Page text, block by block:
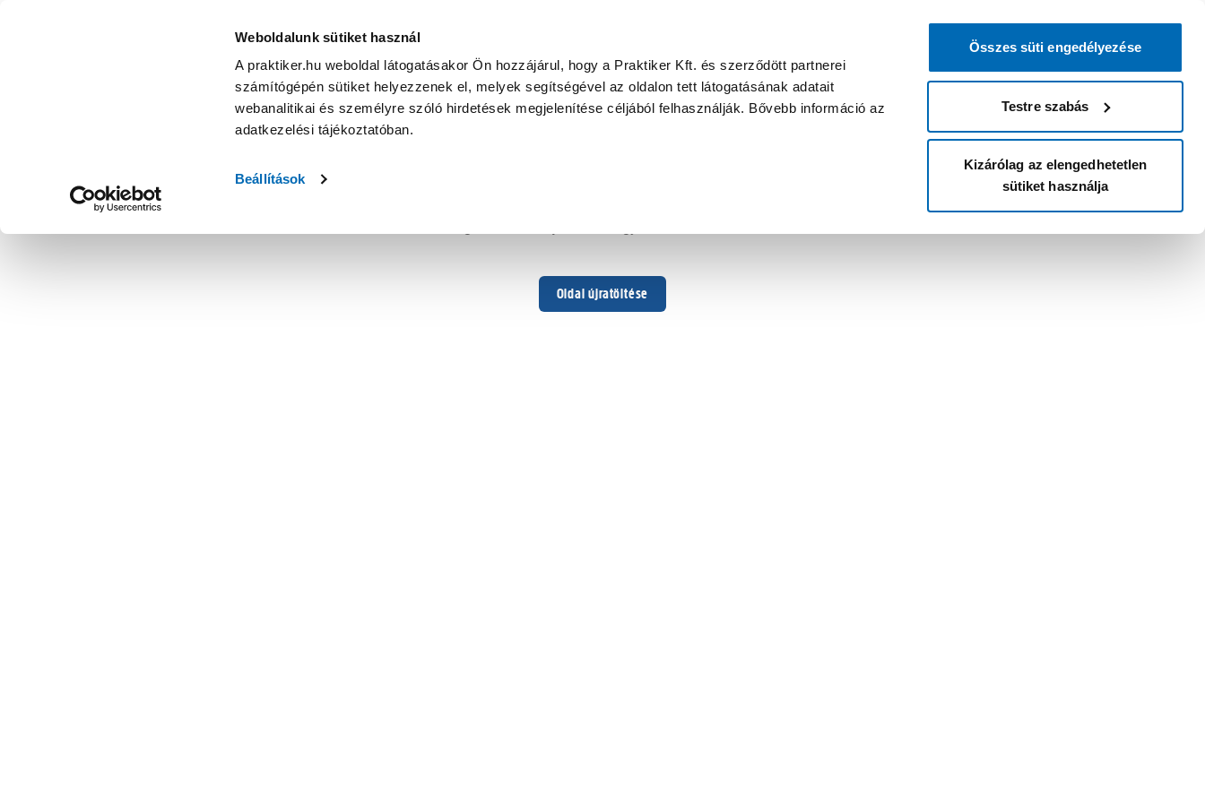
Weboldalunk sütiket használ
A praktiker.hu weboldal látogatásakor Ön hozzájárul, hogy a Praktiker Kft. és szerződött partnerei
számítógépén sütiket helyezzenek el, melyek segítségével az oldalon tett látogatásának adatait
webanalitikai és személyre szóló hirdetések megjelenítése céljából felhasználják. Bővebb információ az
adatkezelési tájékoztatóban.
Beállítások
Összes süti engedélyezése
Testre szabás
Kizárólag az elengedhetetlen
sütiket használja
Oldal újratöltése